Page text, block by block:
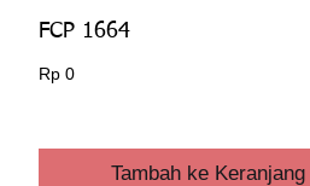
FCP 1664
Rp 0Harga
Tambah ke Keranjang